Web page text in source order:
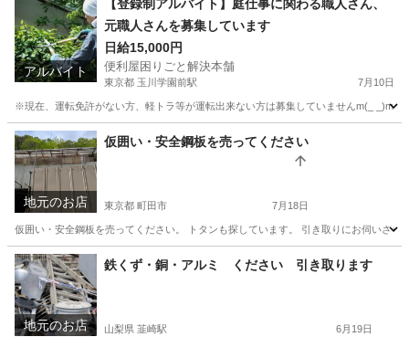
アルバイト
【登録制アルバイト】庭仕事に関わる職人さん、
元職人さんを募集しています
日給15,000円
便利屋困りごと解決本舗
東京都 玉川学園前駅 7月10日
※現在、運転免許がない方、軽トラ等が運転出来ない方は募集していませんm(_ _)m
東京 町田市 玉川学園前駅 その他 軽トラ
地元のお店
仮囲い・安全鋼板を売ってください
東京都 町田市 7月18日
仮囲い・安全鋼板を売ってください。 トタンも探しています。 引き取りにお伺いさ
東京 町田市 便利屋
地元のお店
鉄くず・銅・アルミ ください 引き取ります
山梨県 韮崎駅 6月19日